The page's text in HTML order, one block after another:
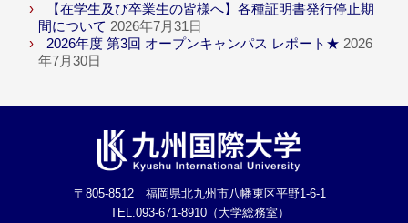
【在学生及び卒業生の皆様へ】各種証明書発行停止期
間について 2026年7月31日
2026年度 第3回 オープンキャンパス レポート★ 2026
年7月30日
〒805-8512 福岡県北九州市八幡東区平野1-6-1
TEL.093-671-8910（大学総務室）